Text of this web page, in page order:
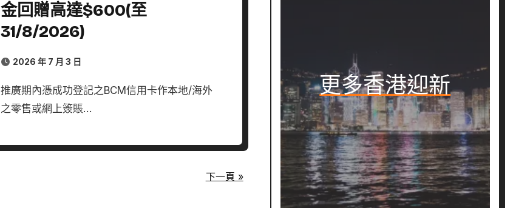
金回贈高達$600(至
31/8/2026)
2026 年 7 月 3 日
推廣期內憑成功登記之BCM信用卡作本地/海外
之零售或網上簽賬…
下一頁 »
更多香港迎新